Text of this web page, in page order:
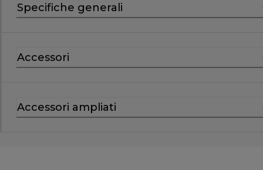
Specifiche generali
Accessori
Accessori ampliati